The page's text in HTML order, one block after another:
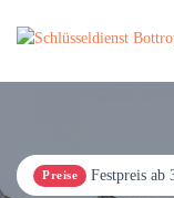
Preise Festpreis ab